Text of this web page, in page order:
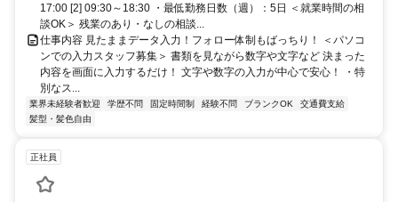
17:00 [2] 09:30～18:30 ・最低勤務日数（週）：5日 ＜就業時間の相
談OK＞ 残業のあり・なしの相談...
仕事内容 見たままデータ入力！フォロー体制もばっちり！ ＜パソコ
ンでの入力スタッフ募集＞ 書類を見ながら数字や文字など 決まった
内容を画面に入力するだけ！ 文字や数字の入力が中心で安心！ ・特
別なス...
業界未経験者歓迎 学歴不問 固定時間制 経験不問 ブランクOK
交通費支給
髪型・髪色自由
正社員